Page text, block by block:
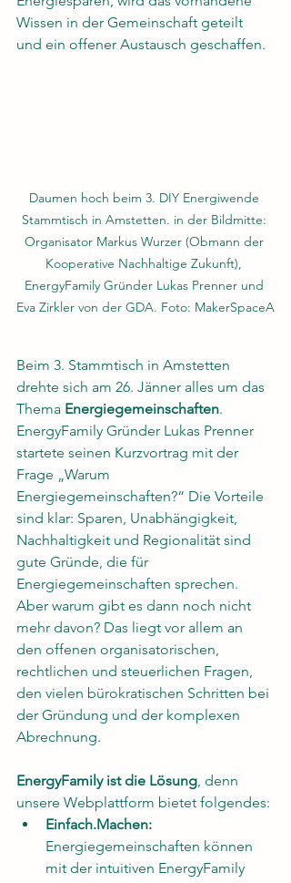
Wissen in der Gemeinschaft geteilt
und ein offener Austausch geschaffen.
Daumen hoch beim 3. DIY Energiwende
Stammtisch in Amstetten. in der Bildmitte:
Organisator Markus Wurzer (Obmann der
Kooperative Nachhaltige Zukunft),
EnergyFamily Gründer Lukas Prenner und
Eva Zirkler von der GDA. Foto: MakerSpaceA
Beim 3. Stammtisch in Amstetten
drehte sich am 26. Jänner alles um das
Thema Energiegemeinschaften.
EnergyFamily Gründer Lukas Prenner
startete seinen Kurzvortrag mit der
Frage „Warum
Energiegemeinschaften?“ Die Vorteile
sind klar: Sparen, Unabhängigkeit,
Nachhaltigkeit und Regionalität sind
gute Gründe, die für
Energiegemeinschaften sprechen.
Aber warum gibt es dann noch nicht
mehr davon? Das liegt vor allem an
den offenen organisatorischen,
rechtlichen und steuerlichen Fragen,
den vielen bürokratischen Schritten bei
der Gründung und der komplexen
Abrechnung.
EnergyFamily ist die Lösung , denn
unsere Webplattform bietet folgendes:
Einfach.Machen:
Energiegemeinschaften können
mit der intuitiven EnergyFamily